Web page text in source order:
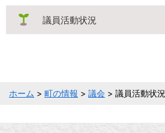
議員活動状況
ホーム > 町の情報 > 議会 > 議員活動状況